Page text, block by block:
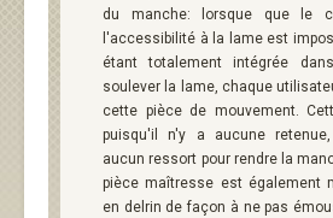
du manche: lorsque que le
l'accessibilité à la lame est
étant totalement intégrée
soulever la lame, chaque
cette pièce de mouvement.
puisqu'il n'y a aucune
aucun ressort pour rendre la
pièce maîtresse est également
en delrin de façon à ne pas